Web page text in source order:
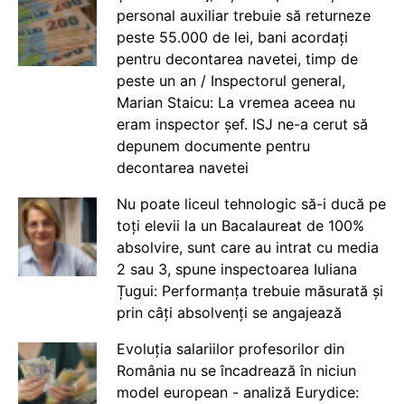
personal auxiliar trebuie să returneze
peste 55.000 de lei, bani acordați
pentru decontarea navetei, timp de
peste un an / Inspectorul general,
Marian Staicu: La vremea aceea nu
eram inspector șef. ISJ ne-a cerut să
depunem documente pentru
decontarea navetei
Nu poate liceul tehnologic să-i ducă pe
toți elevii la un Bacalaureat de 100%
absolvire, sunt care au intrat cu media
2 sau 3, spune inspectoarea Iuliana
Țugui: Performanța trebuie măsurată și
prin câți absolvenți se angajează
Evoluția salariilor profesorilor din
România nu se încadrează în niciun
model european - analiză Eurydice: